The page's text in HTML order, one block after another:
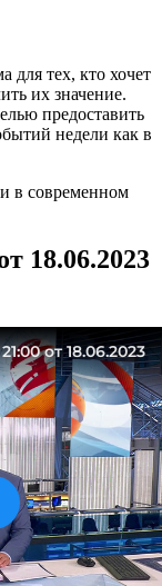
для тех, кто хочет
их значение.
предоставить
недели как в
в современном
18.06.2023